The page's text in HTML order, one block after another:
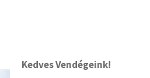
Kedves Vendégeink!